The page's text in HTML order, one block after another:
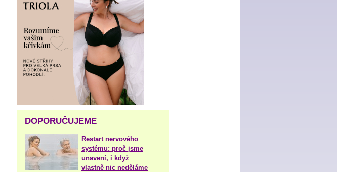
DOPORUČUJEME
Restart nervového
systému: proč jsme
unavení, i když
vlastně nic neděláme